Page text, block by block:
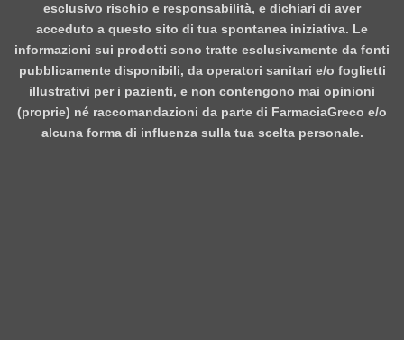
esclusivo rischio e responsabilità, e dichiari di aver
acceduto a questo sito di tua spontanea iniziativa. Le
informazioni sui prodotti sono tratte esclusivamente da fonti
pubblicamente disponibili, da operatori sanitari e/o foglietti
illustrativi per i pazienti, e non contengono mai opinioni
(proprie) né raccomandazioni da parte di FarmaciaGreco e/o
alcuna forma di influenza sulla tua scelta personale.